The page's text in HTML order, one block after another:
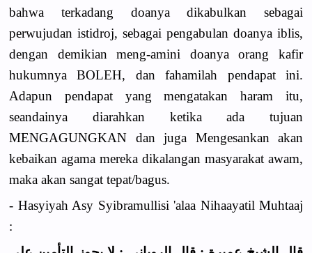
bahwa terkadang doanya dikabulkan sebagai
perwujudan istidroj, sebagai pengabulan doanya iblis,
dengan demikian meng-amini doanya orang kafir
hukumnya BOLEH, dan fahamilah pendapat ini.
Adapun pendapat yang mengatakan haram itu,
seandainya diarahkan ketika ada tujuan
MENGAGUNGKAN dan juga Mengesankan akan
kebaikan agama mereka dikalangan masyarakat awam,
maka akan sangat tepat/bagus.
- Hasyiyah Asy Syibramullisi 'alaa Nihaayatil Muhtaaj
: